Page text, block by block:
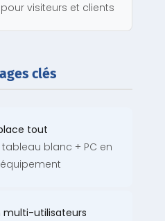
visiteurs et clients
clés
tout
blanc + PC en
multi-utilisateurs